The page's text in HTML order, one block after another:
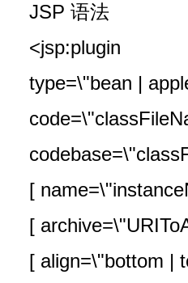
JSP 语法
<jsp:plugin
type=\"bean |
[
[
[ align=\"bottom |